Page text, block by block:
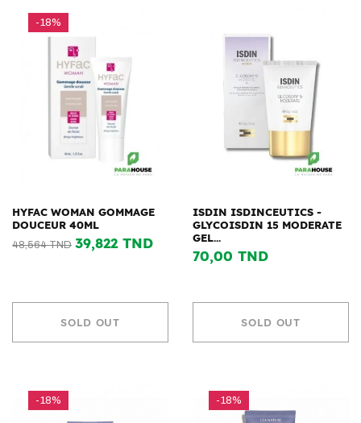
-18%
HYFAC WOMAN GOMMAGE
DOUCEUR 40ML
48,564 TND 39,822 TND
SOLD OUT
ISDIN ISDINCEUTICS -
GLYCOISDIN 15 MODERATE
GEL...
70,00 TND
SOLD OUT
-18% -18%